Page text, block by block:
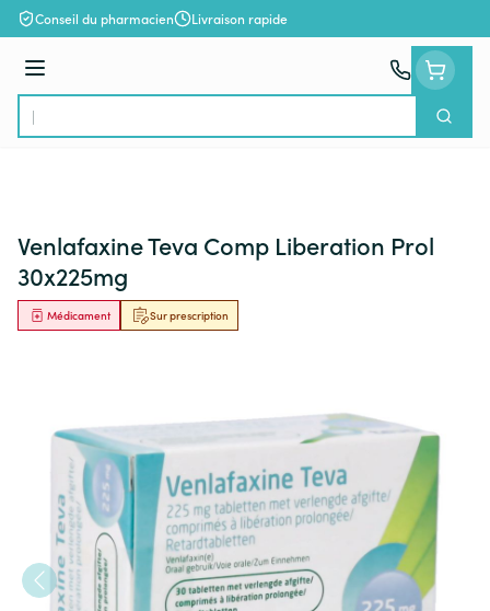
Aller au contenu
Conseil du pharmacien Livraison rapide
Menu
Rechercher
Venlafaxine Teva Comp Liberation Prol
30x225mg
Sur prescription
Médicament